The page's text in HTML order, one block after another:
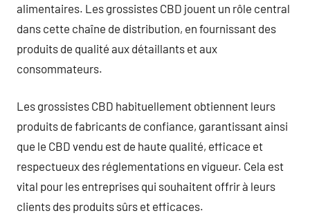
alimentaires. Les grossistes CBD jouent un rôle central
dans cette chaîne de distribution, en fournissant des
produits de qualité aux détaillants et aux
consommateurs.
Les grossistes CBD habituellement obtiennent leurs
produits de fabricants de confiance, garantissant ainsi
que le CBD vendu est de haute qualité, efficace et
respectueux des réglementations en vigueur. Cela est
vital pour les entreprises qui souhaitent offrir à leurs
clients des produits sûrs et efficaces.